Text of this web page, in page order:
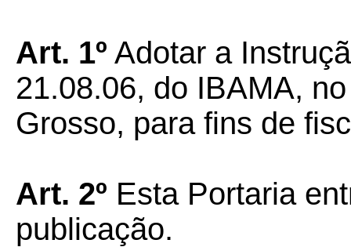
Art. 1º Adotar a
21.08.06, do IBAMA,
Grosso, para fins de
Art. 2º Esta Portaria
publicação.